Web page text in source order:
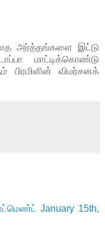
அர்த்தங்களை இட்டு
மாட்டிக்கொண்டு
பிரமிளின் விமர்சனக்
January 15th,